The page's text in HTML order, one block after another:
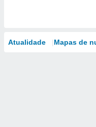
Atualidade Mapas de